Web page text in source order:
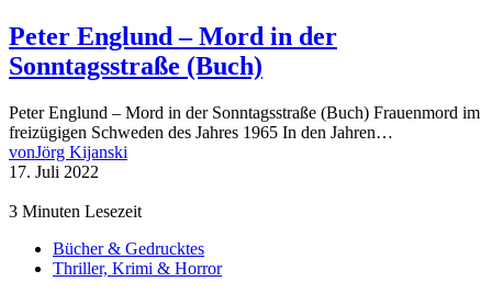
Peter Englund – Mord in der
Sonntagsstraße (Buch)
Peter Englund – Mord in der Sonntagsstraße (Buch) Frauenmord im
freizügigen Schweden des Jahres 1965 In den Jahren…
vonJörg Kijanski
17. Juli 2022
3 Minuten Lesezeit
Bücher & Gedrucktes
Thriller, Krimi & Horror